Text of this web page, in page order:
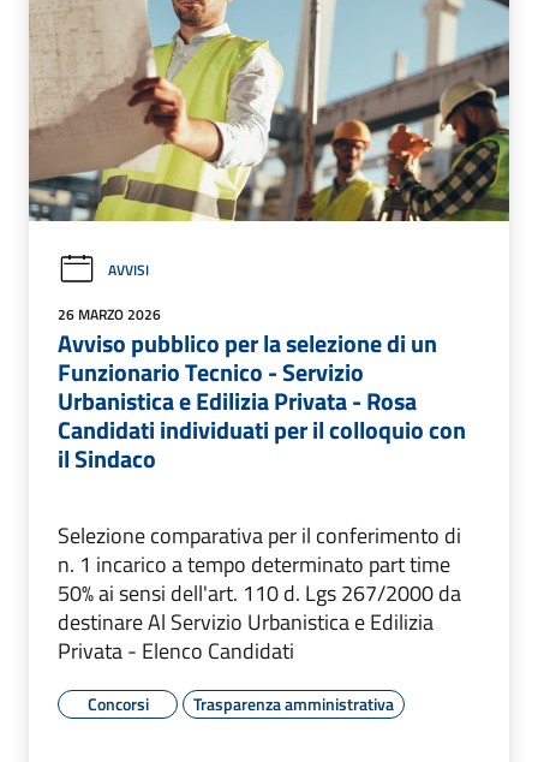
AVVISI
26 MARZO 2026
Avviso pubblico per la selezione di un
Funzionario Tecnico - Servizio
Urbanistica e Edilizia Privata - Rosa
Candidati individuati per il colloquio con
il Sindaco
Selezione comparativa per il conferimento di
n. 1 incarico a tempo determinato part time
50% ai sensi dell'art. 110 d. Lgs 267/2000 da
destinare Al Servizio Urbanistica e Edilizia
Privata - Elenco Candidati
Concorsi Trasparenza amministrativa